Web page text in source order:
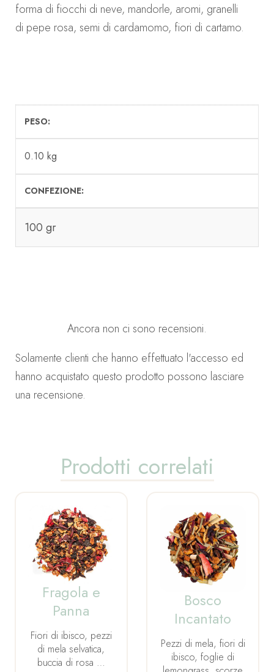
forma di fiocchi di neve, mandorle, aromi, granelli
di pepe rosa, semi di cardamomo, fiori di cartamo.
PESO
0.10 kg
CONFEZIONE
100 gr
Ancora non ci sono recensioni.
Solamente clienti che hanno effettuato l'accesso ed
hanno acquistato questo prodotto possono lasciare
una recensione.
Prodotti correlati
Fragola e
Panna
Fiori di ibisco, pezzi
di mela selvatica,
buccia di rosa …
Bosco
Incantato
Pezzi di mela, fiori di
ibisco, foglie di